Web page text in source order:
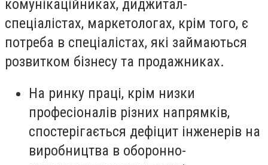
комунікаційниках, диджитал-
спеціалістах, маркетологах, крім того, є
потреба в спеціалістах, які займаються
розвитком бізнесу та продажниках.
На ринку праці, крім низки
професіоналів різних напрямків,
спостерігається дефіцит інженерів на
виробництва в оборонно-